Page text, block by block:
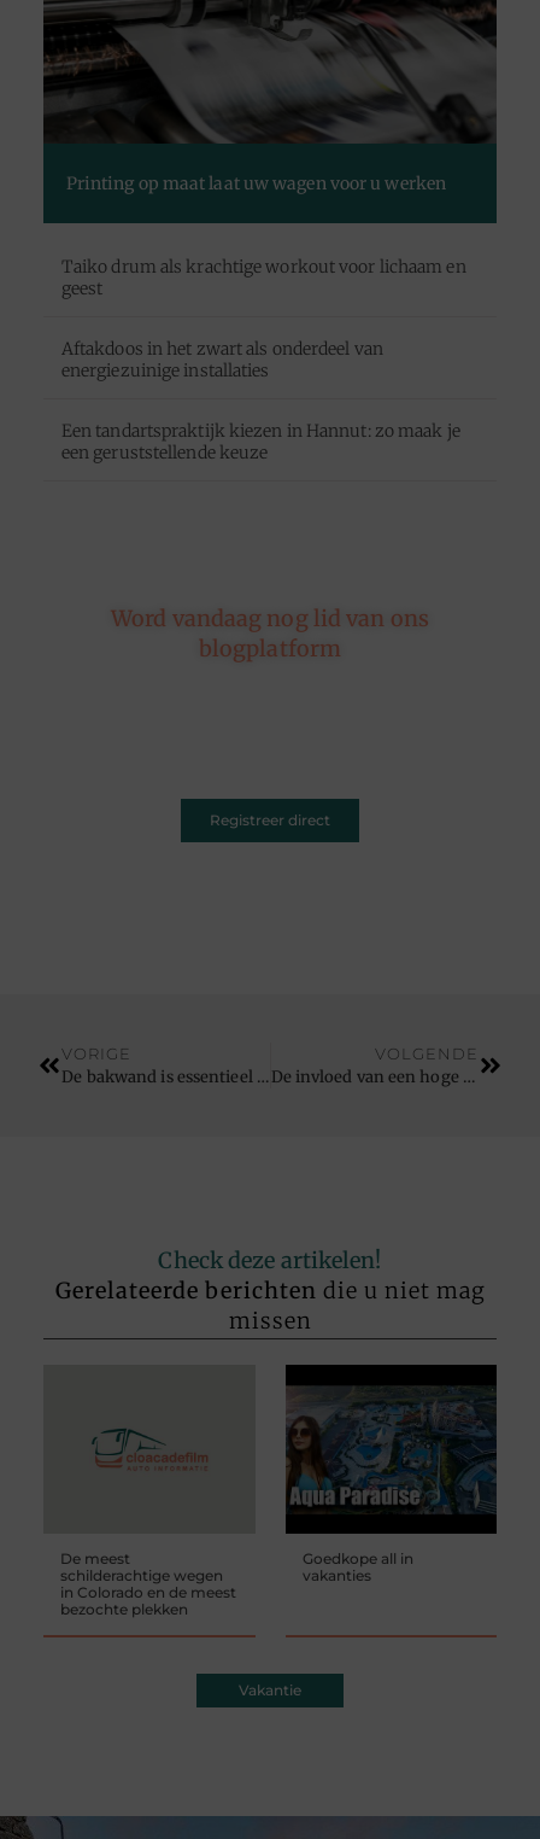
Printing op maat laat uw wagen voor u werken
Taiko drum als krachtige workout voor lichaam en
geest
Aftakdoos in het zwart als onderdeel van
energiezuinige installaties
Een tandartspraktijk kiezen in Hannut: zo maak je
een geruststellende keuze
Word vandaag nog lid van ons
blogplatform
Registreer direct
VORIGE
De bakwand is essentieel in de frituur
VOLGENDE
De invloed van een hoge zwembadoverkapping op de verkoopwaarde van uw huis
Check deze artikelen!
Gerelateerde berichten die u niet mag
missen
De meest
schilderachtige wegen
in Colorado en de meest
bezochte plekken
Goedkope all in
vakanties
Vakantie